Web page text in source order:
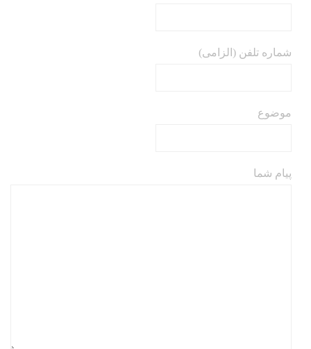
شماره تلفن (الزامی)
موضوع
پیام شما